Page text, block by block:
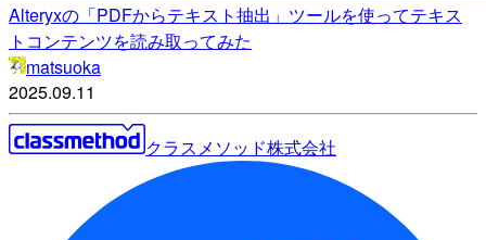
Alteryxの「PDFからテキスト抽出」ツールを使ってテキス
トコンテンツを読み取ってみた
matsuoka
2025.09.11
クラスメソッド株式会社